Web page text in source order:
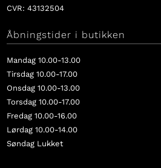
CVR: 43132504
Åbningstider i butikken
Mandag 10.00-13.00
Tirsdag 10.00-17.00
Onsdag 10.00-13.00
Torsdag 10.00-17.00
Fredag 10.00-16.00
Lørdag 10.00-14.00
Søndag Lukket